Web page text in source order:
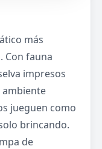
más
Con fauna
impresos
ambiente
jueguen como
brincando.
de